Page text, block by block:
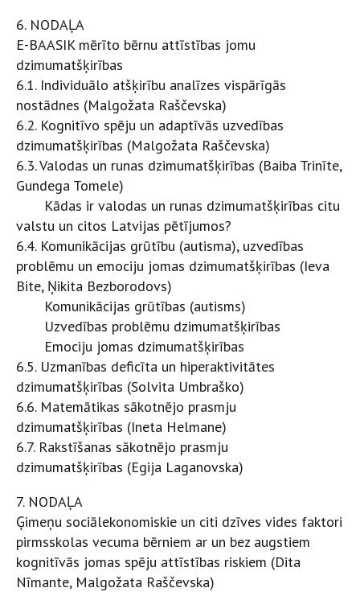
6. NODAĻA
E-BAASIK mērīto bērnu attīstības jomu
dzimumatšķirības
6.1. Individuālo atšķirību analīzes vispārīgās
nostādnes (Malgožata Raščevska)
6.2. Kognitīvo spēju un adaptīvās uzvedības
dzimumatšķirības (Malgožata Raščevska)
6.3. Valodas un runas dzimumatšķirības (Baiba Trinīte,
Gundega Tomele)
Kādas ir valodas un runas dzimumatšķirības citu
valstu un citos Latvijas pētījumos?
6.4. Komunikācijas grūtību (autisma), uzvedības
problēmu un emociju jomas dzimumatšķirības (Ieva
Bite, Ņikita Bezborodovs)
Komunikācijas grūtības (autisms)
Uzvedības problēmu dzimumatšķirības
Emociju jomas dzimumatšķirības
6.5. Uzmanības deficīta un hiperaktivitātes
dzimumatšķirības (Solvita Umbraško)
6.6. Matemātikas sākotnējo prasmju
dzimumatšķirības (Ineta Helmane)
6.7. Rakstīšanas sākotnējo prasmju
dzimumatšķirības (Egija Laganovska)
7. NODAĻA
Ģimeņu sociālekonomiskie un citi dzīves vides faktori
pirmsskolas vecuma bērniem ar un bez augstiem
kognitīvās jomas spēju attīstības riskiem (Dita
Nīmante, Malgožata Raščevska)